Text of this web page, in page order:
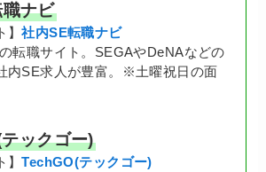
ナビ
】社内SE転職ナビ
転職サイト。SEGAやDeNAなどの
内SE求人が豊富。※土曜祝日の面
ックゴー)
】TechGO(テックゴー)